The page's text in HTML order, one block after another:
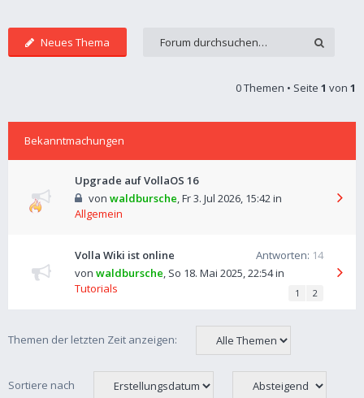
Neues Thema
0 Themen • Seite 1 von 1
Bekanntmachungen
Upgrade auf VollaOS 16
von waldbursche,Fr 3. Jul 2026, 15:42in
Allgemein
Volla Wiki ist online Antworten: 14
von waldbursche, So 18. Mai 2025, 22:54in
Tutorials
1 2
Themen der letzten Zeit anzeigen:
Sortiere nach